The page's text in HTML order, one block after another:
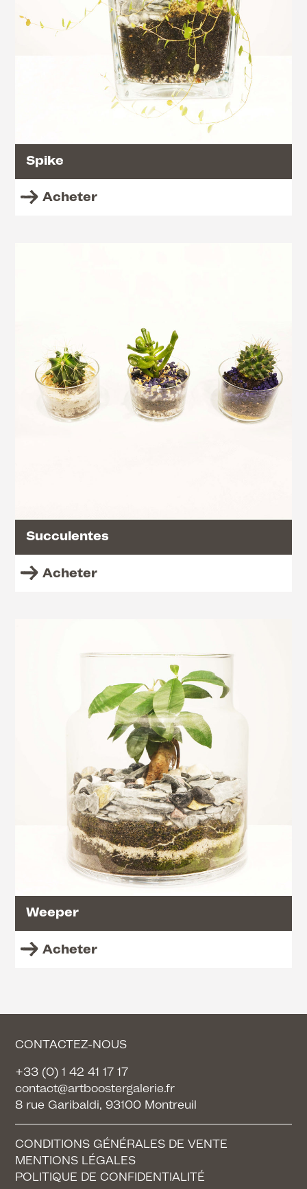
Spike
Acheter
Succulentes
Acheter
Weeper
Acheter
CONTACTEZ-NOUS
+33 (0) 1 42 41 17 17
contact@artboostergalerie.fr
8 rue Garibaldi, 93100 Montreuil
CONDITIONS GÉNÉRALES DE VENTE
MENTIONS LÉGALES
POLITIQUE DE CONFIDENTIALITÉ